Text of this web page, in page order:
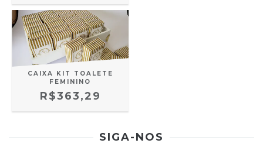
CAIXA KIT TOALETE
FEMININO
R$363,29
SIGA-NOS